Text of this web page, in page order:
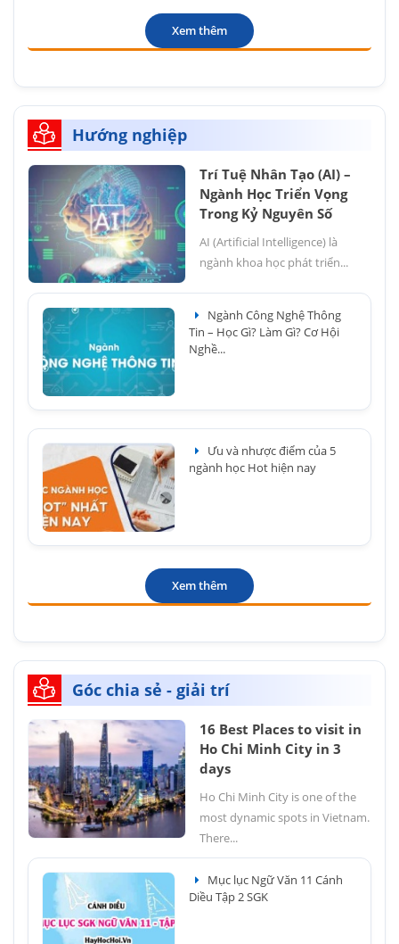
Xem thêm
Hướng nghiệp
Trí Tuệ Nhân Tạo (AI) –
Ngành Học Triển Vọng
Trong Kỷ Nguyên Số
AI (Artificial Intelligence) là
ngành khoa học phát triển...
Ngành Công Nghệ Thông
Tin – Học Gì? Làm Gì? Cơ Hội
Nghề...
Ưu và nhược điểm của 5
ngành học Hot hiện nay
Xem thêm
Góc chia sẻ - giải trí
16 Best Places to visit in
Ho Chi Minh City in 3
days
Ho Chi Minh City is one of the
most dynamic spots in Vietnam.
There...
Mục lục Ngữ Văn 11 Cánh
Diều Tập 2 SGK